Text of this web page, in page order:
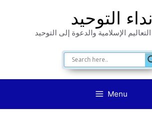
نداء التوحيد
Menu